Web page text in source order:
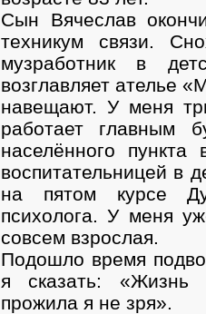
Сын Вячеслав
техникум связи.
музработник в
возглавляет ателье
навещают. У меня
работает главным
населённого
воспитательницей в
на пятом курсе
психолога. У меня
совсем взрослая.
Подошло время
я сказать:
прожила я не зря».